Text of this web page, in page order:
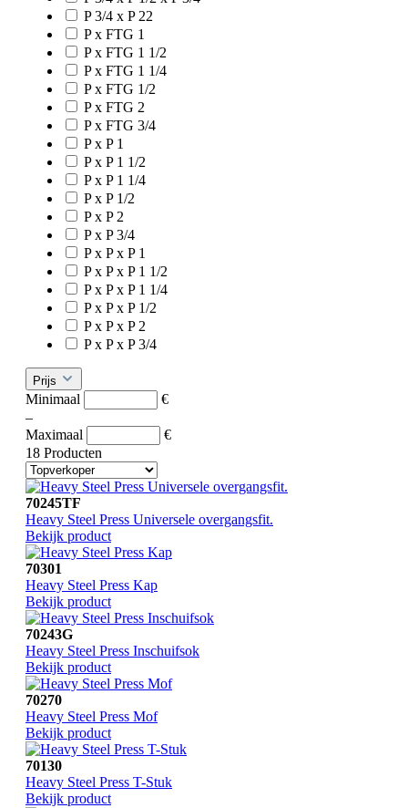
P 3/4 x P 22
P x FTG 1
P x FTG 1 1/2
P x FTG 1 1/4
P x FTG 1/2
P x FTG 2
P x FTG 3/4
P x P 1
P x P 1 1/2
P x P 1 1/4
P x P 1/2
P x P 2
P x P 3/4
P x P x P 1
P x P x P 1 1/2
P x P x P 1 1/4
P x P x P 1/2
P x P x P 2
P x P x P 3/4
Prijs
Minimaal
€
–
Maximaal
€
18 Producten
70245TF
Heavy Steel Press Universele overgangsfit.
Bekijk product
70301
Heavy Steel Press Kap
Bekijk product
70243G
Heavy Steel Press Inschuifsok
Bekijk product
70270
Heavy Steel Press Mof
Bekijk product
70130
Heavy Steel Press T-Stuk
Bekijk product